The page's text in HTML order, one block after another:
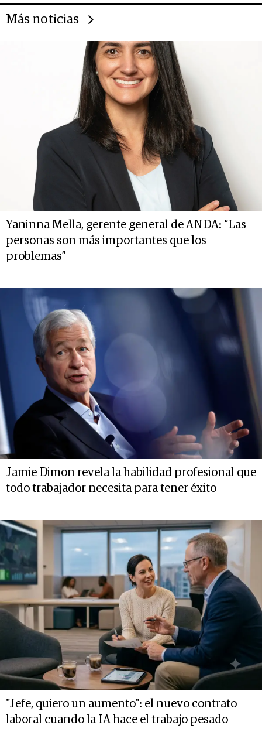
Más noticias
Yaninna Mella, gerente general de ANDA: “Las
personas son más importantes que los
problemas”
Jamie Dimon revela la habilidad profesional que
todo trabajador necesita para tener éxito
"Jefe, quiero un aumento": el nuevo contrato
laboral cuando la IA hace el trabajo pesado